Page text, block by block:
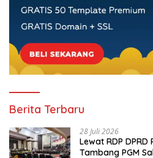
Berita Terbaru
28 Juli 2026
Lewat RDP DPRD
Tambang PGM